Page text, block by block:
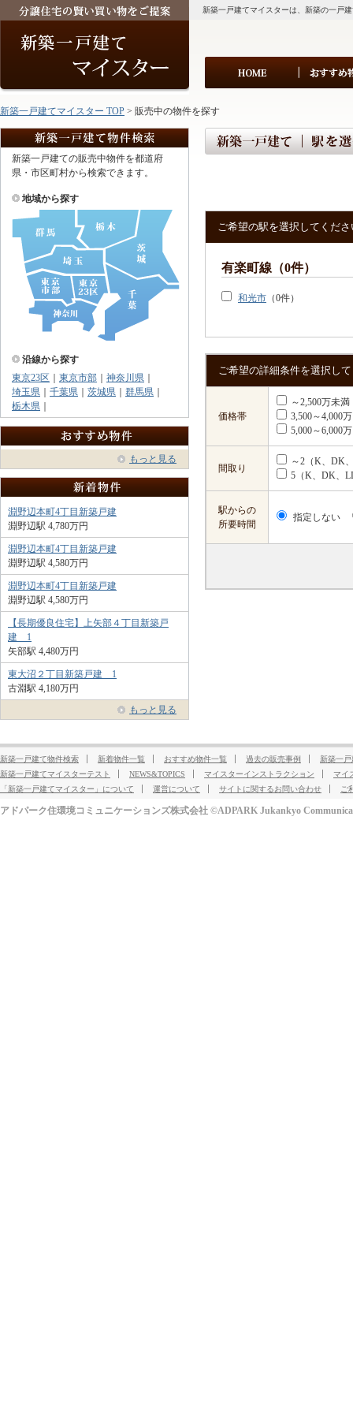
新築一戸建てマイスターは、新築の一戸
新築一戸建てマイスター TOP > 販売中の物件を探す
新築一戸建ての販売中物件を都道府
県・市区町村から検索できます。
地域から探す
沿線から探す
東京23区
東京市部 神奈川県
埼玉県
千葉県 茨城県 群馬県
栃木県
もっと見る
淵野辺本町4丁目新築戸建
淵野辺駅 4,780万円
淵野辺本町4丁目新築戸建
淵野辺駅 4,580万円
淵野辺本町4丁目新築戸建
淵野辺駅 4,580万円
【長期優良住宅】上矢部４丁目新築戸
建 1
矢部駅 4,480万円
東大沼２丁目新築戸建 1
古淵駅 4,180万円
もっと見る
ご希望の駅を選択してくだ
有楽町線（0件）
和光市 （0件）
ご希望の詳細条件を選択し
価格帯
～2,500万未満
3,500～4,000
5,000～6,000
間取り
～2（K、DK
5（K、DK、
駅からの
所要時間
指定しない
新築一戸建て物件検索 新着物件一覧 おすすめ物件一覧 過去の販売事例
新築一
新築一戸建てマイスターテスト
NEWS&TOPICS マイスターインストラクション
マイ
「新築一戸建てマイスター」について
運営について サイトに関するお問い合わせ ご
アドパーク住環境コミュニケーションズ株式会社 ©ADPARK Jukankyo